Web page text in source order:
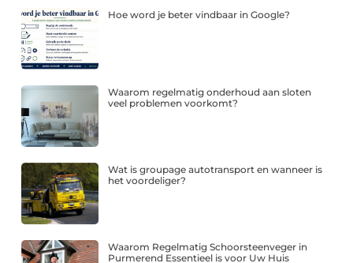
Hoe word je beter vindbaar in Google?
Waarom regelmatig onderhoud aan sloten
veel problemen voorkomt?
Wat is groupage autotransport en wanneer is
het voordeliger?
Waarom Regelmatig Schoorsteenveger in
Purmerend Essentieel is voor Uw Huis